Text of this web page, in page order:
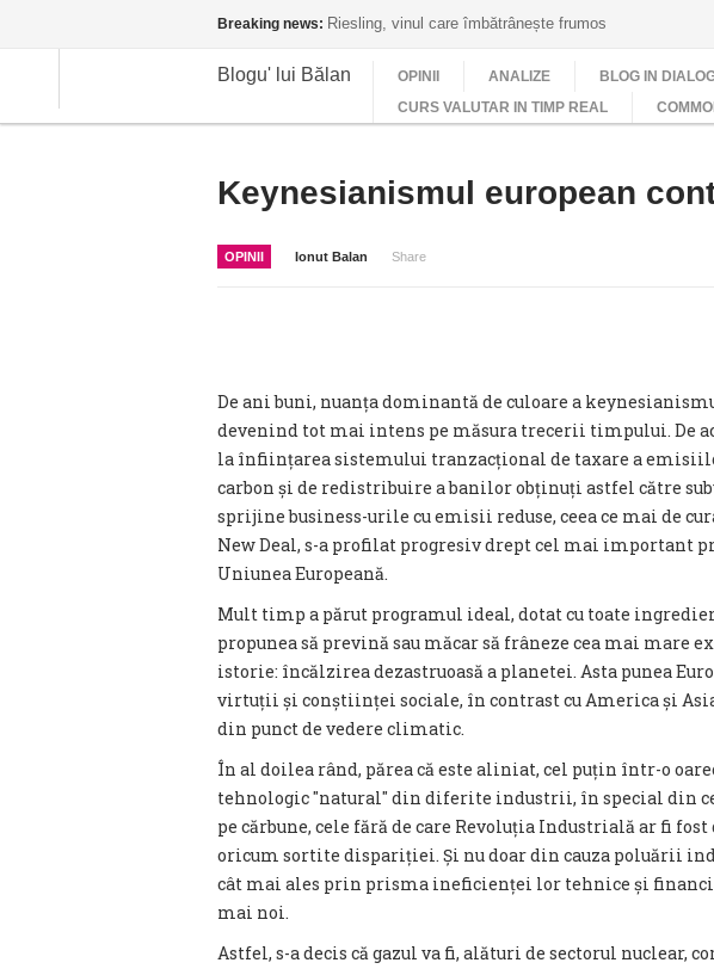
Breaking news: Riesling, vinul care îmbătrânește frumos
Blogu' lui Bălan OPINII ANALIZE BLOG IN
CURS VALUTAR IN TIMP REAL
Keynesianismul european
OPINII Ionut Balan Share
De ani buni, nuanța dominantă de culoare a
devenind tot mai intens pe măsura trecerii timpului. De
la înființarea sistemului tranzacțional de taxare a
carbon și de redistribuire a banilor obținuți astfel către
sprijine business-urile cu emisii reduse, ceea ce mai de
New Deal, s-a profilat progresiv drept cel mai important
Uniunea Europeană.
Mult timp a părut programul ideal, dotat cu toate
propunea să prevină sau măcar să frâneze cea mai mare
istorie: încălzirea dezastruoasă a planetei. Asta punea
virtuții și conștiinței sociale, în contrast cu America și
din punct de vedere climatic.
În al doilea rând, părea că este aliniat, cel puțin într-o
tehnologic ″natural″ din diferite industrii, în special din
pe cărbune, cele fără de care Revoluția Industrială ar fi
oricum sortite dispariției. Și nu doar din cauza poluării
cât mai ales prin prisma ineficienței lor tehnice și
mai noi.
Astfel, s-a decis că gazul va fi, alături de sectorul nuclear,